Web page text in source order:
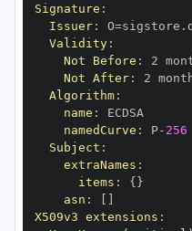
Signature :
Issuer:
Validity:
Not Before : 2
Not After: 2
Algorithm:
name :
namedCurve : P- 256
Subject :
extraNames :
items : { }
asn :
X509v3 extensions :